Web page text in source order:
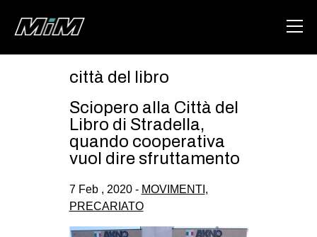
ABOUT
AREA
GAZA FREESTYLE
CSOA LAMBRETTA
città del libro
Sciopero alla Città del
Libro di Stradella,
quando cooperativa
vuol dire sfruttamento
7 Feb , 2020 - MOVIMENTI ,
PRECARIATO